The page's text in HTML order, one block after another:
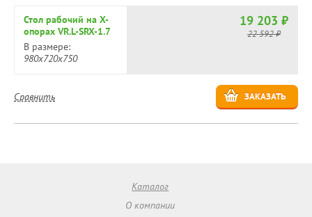
Стол рабочий на X-
опорах VR.L-SRX-1.7
В размере:
980х720х750
19 203 ₽
22 592 ₽
ЗАКАЗАТЬ
Сравнить
Каталог
О компании